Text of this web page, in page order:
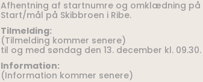
Afhentning af startnumre og omklædning på
Start/mål på Skibbroen i Ribe.
Tilmelding:
(Tilmelding kommer senere)
til og med søndag den 13. december kl. 09.30.
Information:
(Information kommer senere)